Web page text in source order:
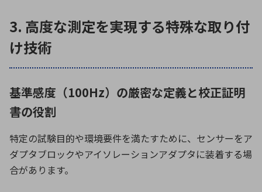
3. 高度な測定を実現する特殊な取り付
け技術
基準感度（100Hz）の厳密な定義と校正証明
書の役割
特定の試験目的や環境要件を満たすために、センサーをア
ダプタブロックやアイソレーションアダプタに装着する場
合があります。